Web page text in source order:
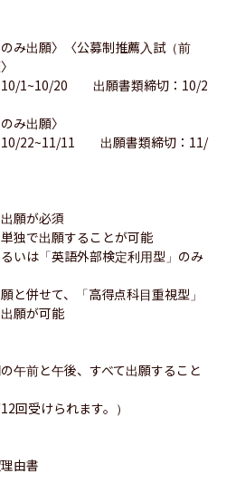
み出願〉〈公募制推薦入試（前
1~10/20　　出願書類締切：10/2
み出願〉
22~11/11　　出願書類締切：11/
願が必須
独で出願することが可能
いは「英語外部検定利用型」のみ
と併せて、「高得点科目重視型」
願が可能
午前と午後、すべて出願すること
回受けられます。）
由書